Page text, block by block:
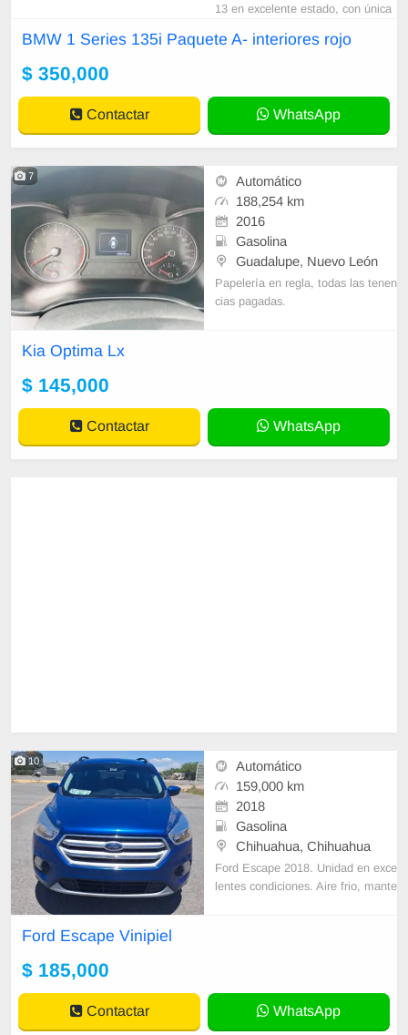
13 en excelente estado, con única
negro con exclusivo interior en piel
usiastas de BMW. Equipado con el
reconocido motor 3.
BMW 1 Series 135i Paquete A- interiores rojo
$ 350,000
Contactar WhatsApp
7
Automático
188,254 km
2016
Gasolina
Guadalupe, Nuevo León
Papelería en regla, todas las tenen
cias pagadas.
Kia Optima Lx
$ 145,000
Contactar WhatsApp
10
Automático
159,000 km
2018
Gasolina
Chihuahua, Chihuahua
Ford Escape 2018. Unidad en exce
lentes condiciones. Aire frio, mante
Ford Escape Vinipiel
$ 185,000
Contactar WhatsApp